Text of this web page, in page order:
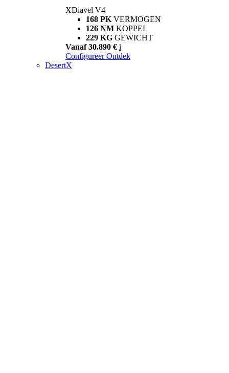
XDiavel V4
168 PK VERMOGEN
126 NM KOPPEL
229 KG GEWICHT
Vanaf 30.890 € i
Configureer Ontdek
DesertX